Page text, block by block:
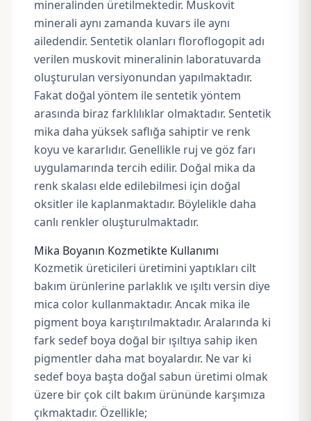
mineralinden üretilmektedir. Muskovit
minerali aynı zamanda kuvars ile aynı
ailedendir. Sentetik olanları floroflogopit adı
verilen muskovit mineralinin laboratuvarda
oluşturulan versiyonundan yapılmaktadır.
Fakat doğal yöntem ile sentetik yöntem
arasında biraz farklılıklar olmaktadır. Sentetik
mika daha yüksek saflığa sahiptir ve renk
koyu ve kararlıdır. Genellikle ruj ve göz farı
uygulamarında tercih edilir. Doğal mika da
renk skalası elde edilebilmesi için doğal
oksitler ile kaplanmaktadır. Böylelikle daha
canlı renkler oluşturulmaktadır.
Mika Boyanın Kozmetikte Kullanımı
Kozmetik üreticileri üretimini yaptıkları cilt
bakım ürünlerine parlaklık ve ışıltı versin diye
mica color kullanmaktadır. Ancak mika ile
pigment boya karıştırılmaktadır. Aralarında ki
fark sedef boya doğal bir ışıltıya sahip iken
pigmentler daha mat boyalardır. Ne var ki
sedef boya başta doğal sabun üretimi olmak
üzere bir çok cilt bakım ürününde karşımıza
çıkmaktadır. Özellikle;